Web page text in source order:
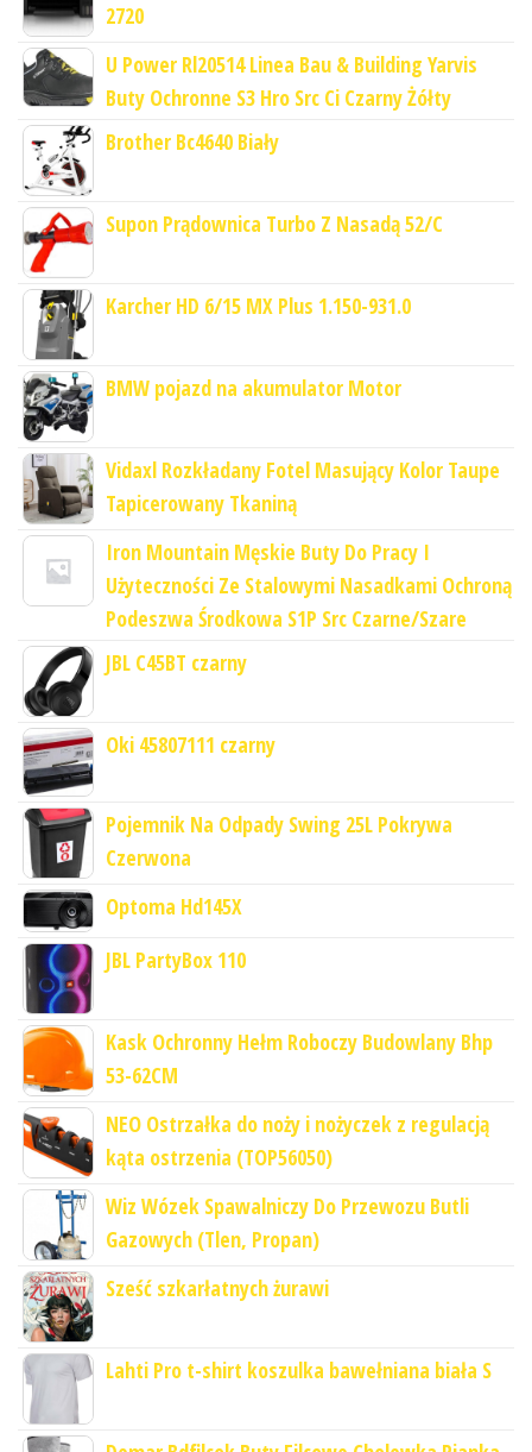
2720
U Power Rl20514 Linea Bau & Building Yarvis
Buty Ochronne S3 Hro Src Ci Czarny Żółty
Brother Bc4640 Biały
Supon Prądownica Turbo Z Nasadą 52/C
Karcher HD 6/15 MX Plus 1.150-931.0
BMW pojazd na akumulator Motor
Vidaxl Rozkładany Fotel Masujący Kolor Taupe
Tapicerowany Tkaniną
Iron Mountain Męskie Buty Do Pracy I
Użyteczności Ze Stalowymi Nasadkami Ochroną
Podeszwa Środkowa S1P Src Czarne/Szare
JBL C45BT czarny
Oki 45807111 czarny
Pojemnik Na Odpady Swing 25L Pokrywa
Czerwona
Optoma Hd145X
JBL PartyBox 110
Kask Ochronny Hełm Roboczy Budowlany Bhp
53-62CM
NEO Ostrzałka do noży i nożyczek z regulacją
kąta ostrzenia (TOP56050)
Wiz Wózek Spawalniczy Do Przewozu Butli
Gazowych (Tlen, Propan)
Sześć szkarłatnych żurawi
Lahti Pro t-shirt koszulka bawełniana biała S